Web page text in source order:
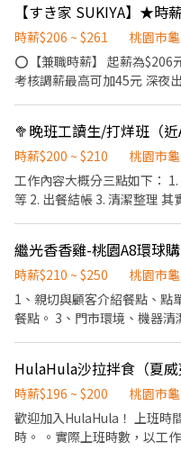
班日享有茶飲員工價。 6、
動。 有意願者歡迎投履歷或電洽0928-046-052，沒經驗也沒關
係，期待您加入我們的團隊！
時薪$206 ~ $261
桃園市
⭕【兼職時薪】 起薪為$206
考核調薪最高可加45元 深夜出勤津
健檢 ★勞保、健保，6％勞退提撥 ⭕【工作說明】 《內場
作、食材備料、進貨盤點 《
整潔 ★開朗活潑有笑容 ★ＳＯＰ專業流程 ★無經驗可 ★提供完善
職前教育訓練 ⭕【經營理念】 我們是日本第一的速食連鎖ZENSHO
現作提供美味可口的日本國
餐環境、熱情用心的服務態度
全，顧客安心。不論是單獨
受用餐的樂趣。
時薪$200 ~ $210
桃園市
工作內容大概分三點如下： 1. 協助餐期營運，例如補料，切煮食物
等 2. 出餐結帳 3. 清潔整理 其實內容並不難，只是忙碌的時段比較集
上禮拜六一整天也可以！！ 另外我們目前也有應徵打烊班，有需求
的也可以聯繫
繼光香香雞-桃園A8環球
時薪$210 ~ $250
桃園市
1、親切與顧客介紹餐點、點
餐點。 3、門市環境、機器清
尋找首批創始夥伴，這裡沒
角，只有一起成長的戰友；新
於新制度的建立，放心~~你的建議我們
們的第一步，日後隨著新據
時薪$196 ~ $200
桃園市
歡迎加入HulaHula！ 上班時間： 。每日排班工作時數約4至7小
時。 。實際上班時數，以工作能力配